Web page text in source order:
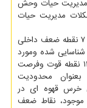
مدیریت حیات وحش
مدیریت حیات
در این مطالعه تعداد ۶ نقطه قوت داخلی در مقابل ۷ نقطه ضعف داخلی
۹ تهدیدخارجی، شناسایی شده ومورد
ارزیابی قرار گرفت. بدین ترتیب در مجموع تعداد ۱۱ نقطه قوت وفرصت
وتهدید بعنوان محدودیت
خرس قهوه ای در
موجود، نقاط ضعف